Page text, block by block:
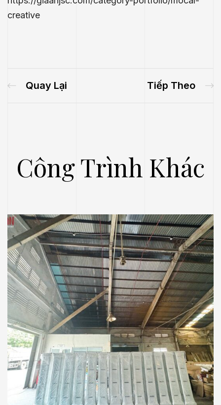
creative
Quay Lại Tiếp Theo
Công Trình Khác
MOCAL CREATIVE THI CÔNG